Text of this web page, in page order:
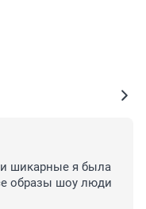
шикарные я была
образы шоу люди